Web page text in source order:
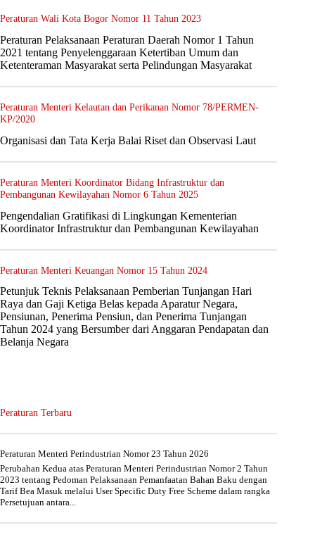
Peraturan Wali Kota Bogor Nomor 11 Tahun 2023
Peraturan Pelaksanaan Peraturan Daerah Nomor 1 Tahun
2021 tentang Penyelenggaraan Ketertiban Umum dan
Ketenteraman Masyarakat serta Pelindungan Masyarakat
Peraturan Menteri Kelautan dan Perikanan Nomor 78/PERMEN-
KP/2020
Organisasi dan Tata Kerja Balai Riset dan Observasi Laut
Peraturan Menteri Koordinator Bidang Infrastruktur dan
Pembangunan Kewilayahan Nomor 6 Tahun 2025
Pengendalian Gratifikasi di Lingkungan Kementerian
Koordinator Infrastruktur dan Pembangunan Kewilayahan
Peraturan Menteri Keuangan Nomor 15 Tahun 2024
Petunjuk Teknis Pelaksanaan Pemberian Tunjangan Hari
Raya dan Gaji Ketiga Belas kepada Aparatur Negara,
Pensiunan, Penerima Pensiun, dan Penerima Tunjangan
Tahun 2024 yang Bersumber dari Anggaran Pendapatan dan
Belanja Negara
Peraturan Terbaru
Peraturan Menteri Perindustrian Nomor 23 Tahun 2026
Perubahan Kedua atas Peraturan Menteri Perindustrian Nomor 2 Tahun
2023 tentang Pedoman Pelaksanaan Pemanfaatan Bahan Baku dengan
Tarif Bea Masuk melalui User Specific Duty Free Scheme dalam rangka
Persetujuan antara...